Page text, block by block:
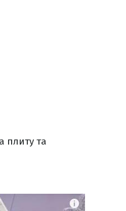
плиту та